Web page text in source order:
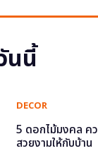
นนี้
DECOR
5 ดอกไม้มงคล ค
สวยงามให้กับบ้าน